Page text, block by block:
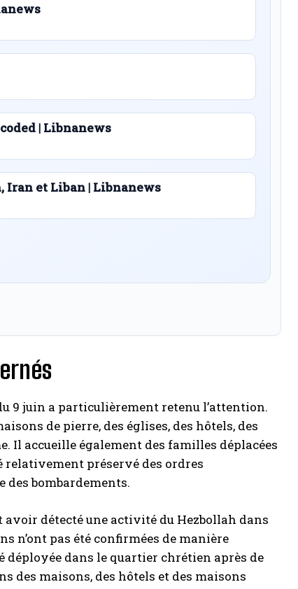
| Libnanews
Iran et Liban | Libnanews
9 juin a particulièrement retenu l’attention.
de pierre, des églises, des hôtels, des
Il accueille également des familles déplacées
relativement préservé des ordres
des bombardements.
détecté une activité du Hezbollah dans
n’ont pas été confirmées de manière
déployée dans le quartier chrétien après de
des maisons, des hôtels et des maisons